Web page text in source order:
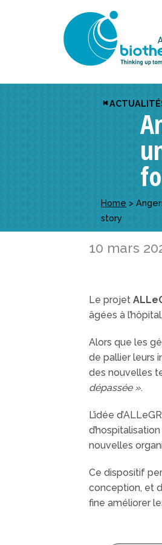
Home >
story
10 mars
Le projet
âgées à
Alors que les
de pallier leurs
des nouvelles
dépassée ».
L’idée
nouvelles
Ce dispositif
conception, et
fine améliorer